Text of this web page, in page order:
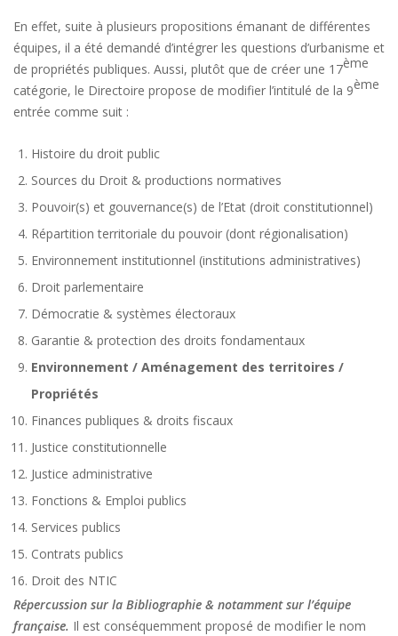
En effet, suite à plusieurs propositions émanant de différentes
équipes, il a été demandé d’intégrer les questions d’urbanisme et
de propriétés publiques. Aussi, plutôt que de créer une 17ème
catégorie, le Directoire propose de modifier l’intitulé de la 9ème
entrée comme suit :
Histoire du droit public
Sources du Droit & productions normatives
Pouvoir(s) et gouvernance(s) de l’Etat (droit constitutionnel)
Répartition territoriale du pouvoir (dont régionalisation)
Environnement institutionnel (institutions administratives)
Droit parlementaire
Démocratie & systèmes électoraux
Garantie & protection des droits fondamentaux
Environnement / Aménagement des territoires /
Propriétés
Finances publiques & droits fiscaux
Justice constitutionnelle
Justice administrative
Fonctions & Emploi publics
Services publics
Contrats publics
Droit des NTIC
Répercussion sur la Bibliographie & notamment sur l’équipe
française. Il est conséquemment proposé de modifier le nom